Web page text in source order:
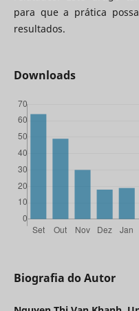
para que a prática
resultados.
Downloads
Biografia do Autor